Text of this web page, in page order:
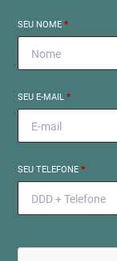
SEU NOME*
SEU E-MAIL*
SEU TELEFONE*